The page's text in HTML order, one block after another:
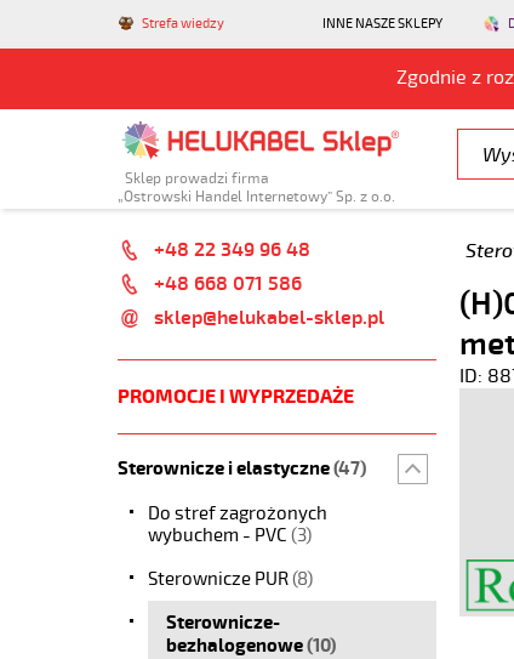
Strefa wiedzy INNE NASZE SKLEPY
Zgodnie z
Sklep prowadzi firma
„Ostrowski Handel Internetowy” Sp. z o.o.
+48 22 349 96 48
+48 668 071 586
sklep@helukabel-sklep.pl
PROMOCJE I WYPRZEDAŻE
Sterownicze i elastyczne(47)
Do stref zagrożonych
wybuchem - PVC (3)
Sterownicze PUR(8)
Sterownicze-
bezhalogenowe(10)
ID: